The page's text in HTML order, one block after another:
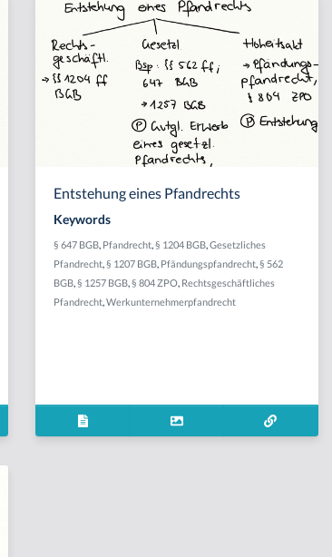
Entstehung eines Pfandrechts
Keywords
§ 647 BGB, Pfandrecht,§ 1204 BGB,Gesetzliches
Pfandrecht,§ 1207 BGB, Pfändungspfandrecht,§ 562
BGB,§ 1257 BGB,§ 804 ZPO, Rechtsgeschäftliches
Pfandrecht,Werkunternehmerpfandrecht